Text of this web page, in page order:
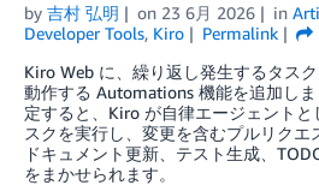
by 吉村 弘明 on 23 6月 2026 in
Developer Tools, Kiro Permalink
Kiro Web に、繰り返し発生するタス
動作する Automations 機能を追加し
定すると、Kiro が自律エージェント
スクを実行し、変更を含むプルリクエ
ドキュメント更新、テスト生成、
をまかせられます。